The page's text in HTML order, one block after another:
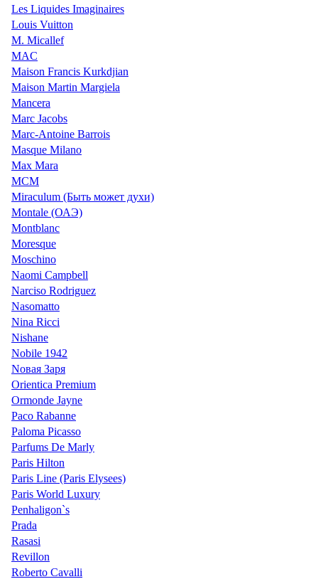
Les Liquides Imaginaires
Louis Vuitton
M. Micallef
MAC
Maison Francis Kurkdjian
Maison Martin Margiela
Mancera
Marc Jacobs
Marc-Antoine Barrois
Masque Milano
Max Mara
MCM
Miraculum (Быть может духи)
Montale (ОАЭ)
Montblanc
Moresque
Moschino
Naomi Campbell
Narciso Rodriguez
Nasomatto
Nina Ricci
Nishane
Nobile 1942
Nовая Заря
Orientica Premium
Ormonde Jayne
Paco Rabanne
Paloma Picasso
Parfums De Marly
Paris Hilton
Paris Line (Paris Elysees)
Paris World Luxury
Penhaligon`s
Prada
Rasasi
Revillon
Roberto Cavalli